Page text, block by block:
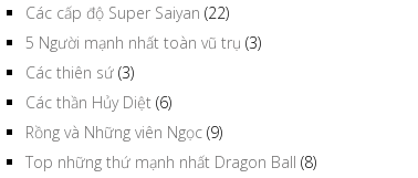
Các cấp độ Super Saiyan (22)
5 Người mạnh nhất toàn vũ trụ (3)
Các thiên sứ (3)
Các thần Hủy Diệt (6)
Rồng và Những viên Ngọc (9)
Top những thứ mạnh nhất Dragon Ball (8)